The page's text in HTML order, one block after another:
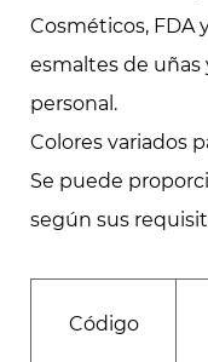
Cosméticos, FDA
esmaltes de
personal.
Colores variados
Se puede
según sus
Código